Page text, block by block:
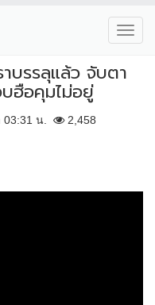
บรรลุแล้ว จับตา
ฮือคุมไม่อยู่
03:31 น. 2,458